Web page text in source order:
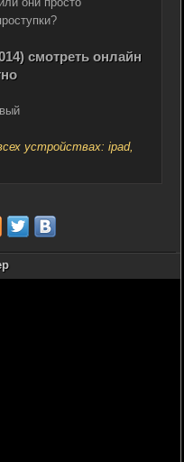
смотреть онлайн
устройствах: ipad,